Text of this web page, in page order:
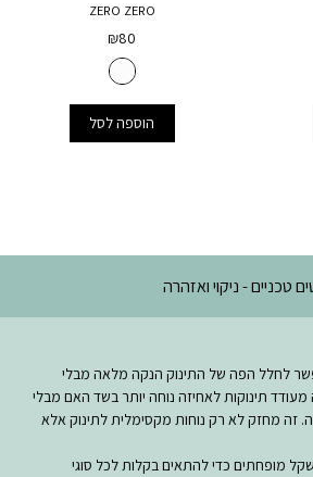
ZERO ZERO
₪80
הוספה לסל
טכניים - ניקוי ואזהרה
לחלל הפה של התינוק הנקה מלאה מבלי
תינוקות לאחיזה נוחה יותר בשד האם מבלי
זה מחזק לא רק נוחות מקסימלית לתינוק אלא
מופחתים כדי להתאים בקלות לכל סוגי